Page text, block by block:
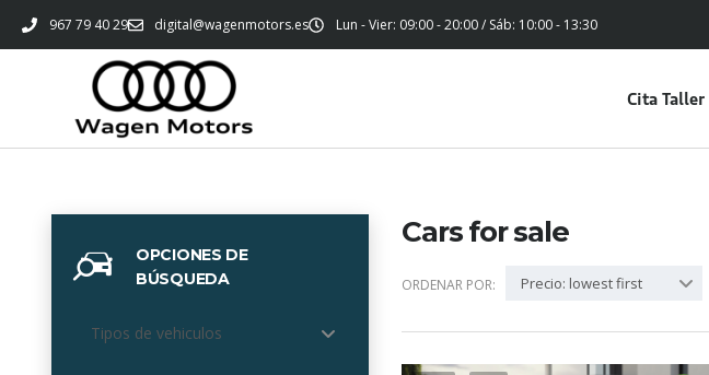
967 79 40 29 digital@wagenmotors.es Lun - Vier: 09:00 - 20:00 / Sáb: 10:00 - 13:30
Cita Taller
OPCIONES DE
BÚSQUEDA
Tipos de vehiculos
Cars for sale
ORDENAR POR: Precio: lowest first